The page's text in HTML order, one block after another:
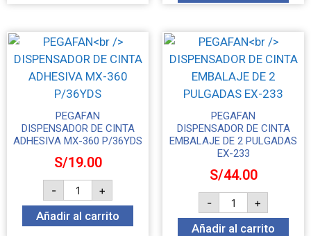
PEGAFAN
DISPENSADOR DE CINTA
ADHESIVA MX-360 P/36YDS
S/19.00
-
+
Añadir al carrito
PEGAFAN
DISPENSADOR DE CINTA
EMBALAJE DE 2 PULGADAS
EX-233
S/44.00
-
+
Añadir al carrito